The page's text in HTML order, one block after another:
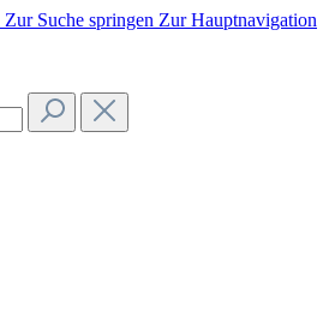
Zur Suche springen Zur Hauptnavigation